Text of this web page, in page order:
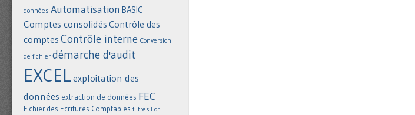
données Automatisation BASIC
Comptes consolidés Contrôle des
comptes Contrôle interne Conversion
de fichier démarche d'audit
EXCEL exploitation des
données extraction de données FEC
Fichier des Ecritures Comptables filtres For...